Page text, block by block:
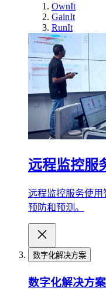
OwnIt
GainIt
RunIt
远程监控服
远程监控服务使
预防和预测。
数字化解决方案
数字化解决方案